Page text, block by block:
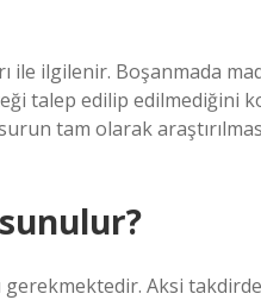
ile ilgilenir. Boşanmada
talep edilip edilmediğini
tam olarak
Aksi